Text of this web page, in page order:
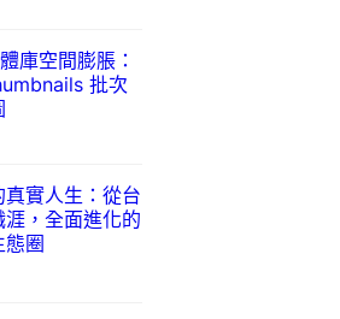
庫空間膨脹：
批次
實人生：從台
，全面進化的
態圈